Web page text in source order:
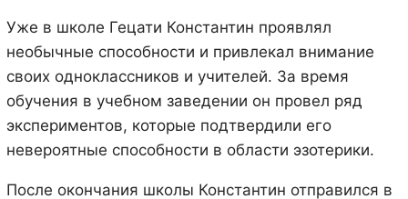
Уже в школе Гецати Константин проявлял
необычные способности и привлекал внимание
своих одноклассников и учителей. За время
обучения в учебном заведении он провел ряд
экспериментов, которые подтвердили его
невероятные способности в области эзотерики.
После окончания школы Константин отправился в